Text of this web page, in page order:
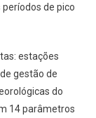
de pico
estações
gestão de
do
14 parâmetros